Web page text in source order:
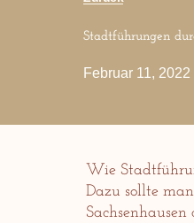
Stadtführungen
Februar 11, 2022
Wie
Dazu sollte